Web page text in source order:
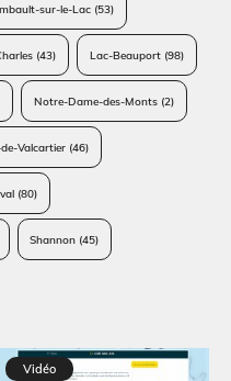
sur-le-Lac(53)
(43) Lac-Beauport(98)
Notre-Dame-des-Monts(2)
Valcartier (46)
(80)
Shannon (45)
Vidéo